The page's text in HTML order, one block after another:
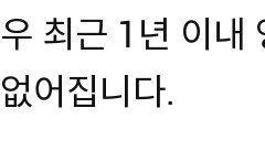
우 최근 1년 이내
없어집니다.